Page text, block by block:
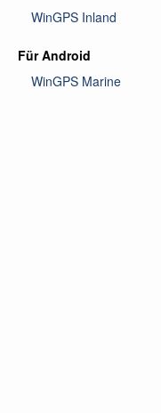
WinGPS Inland
Für Android
WinGPS Marine